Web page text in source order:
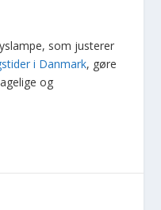
som justerer
i Danmark, gøre
og